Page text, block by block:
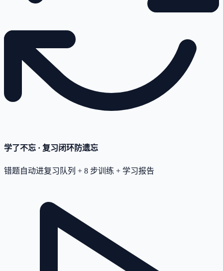
学了不忘 · 复习闭环防遗忘
错题自动进复习队列 + 8 步训练 + 学习报告